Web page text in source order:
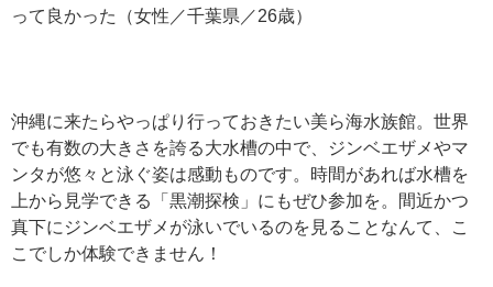
って良かった（女性／千葉県／26歳）
沖縄に来たらやっぱり行っておきたい美ら海水族館。世界
でも有数の大きさを誇る大水槽の中で、ジンベエザメやマ
ンタが悠々と泳ぐ姿は感動ものです。時間があれば水槽を
上から見学できる「黒潮探検」にもぜひ参加を。間近かつ
真下にジンベエザメが泳いでいるのを見ることなんて、こ
こでしか体験できません！